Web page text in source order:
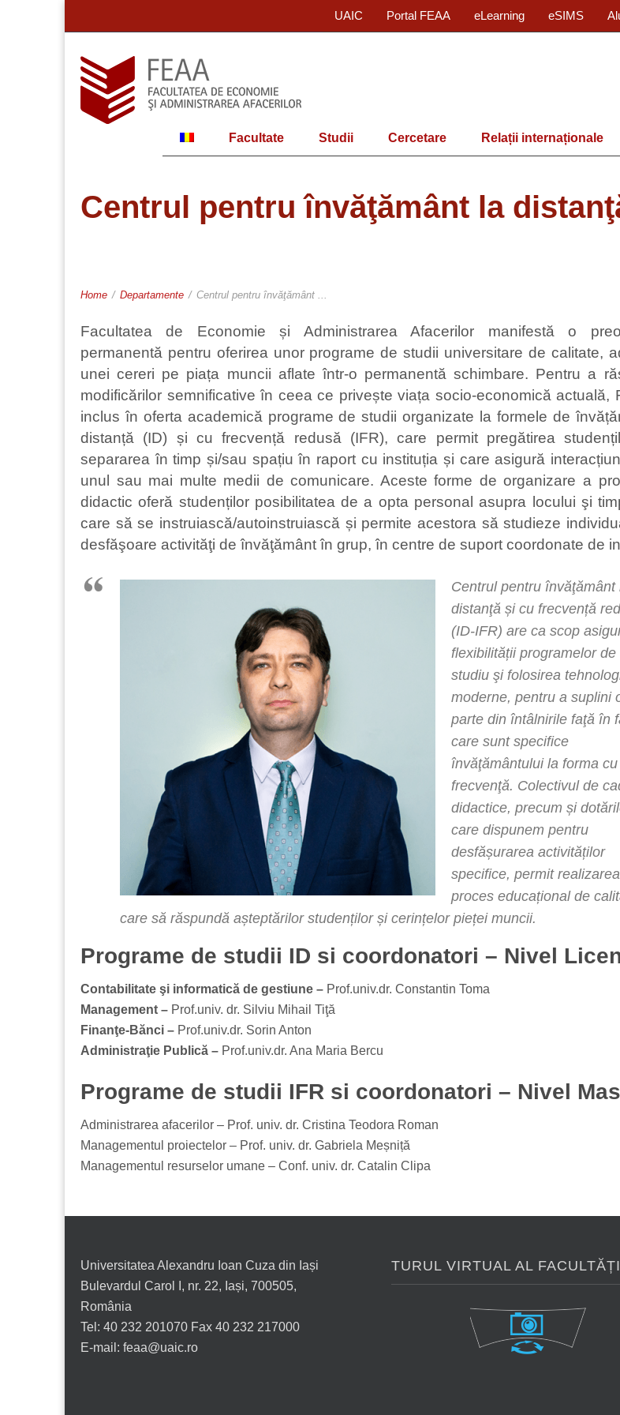
UAIC Portal FEAA eLearning eSIMS
Facultate Studii Cercetare Relații internaționale
Centrul pentru învăţământ la
Home / Departamente / Centrul pentru învăţământ ...
Facultatea de Economie și Administrarea Afacerilor manifestă o
permanentă pentru oferirea unor programe de studii universitare de calitate,
unei cereri pe piața muncii aflate într-o permanentă schimbare. Pentru a
modificărilor semnificative în ceea ce privește viața socio-economică actuală,
inclus în oferta academică programe de studii organizate la formele de
distanță (ID) și cu frecvență redusă (IFR), care permit pregătirea
separarea în timp și/sau spațiu în raport cu instituția și care asigură
unul sau mai multe medii de comunicare. Aceste forme de organizare a
didactic oferă studenților posibilitatea de a opta personal asupra locului şi
care să se instruiască/autoinstruiască și permite acestora să studieze
desfăşoare activităţi de învăţământ în grup, în centre de suport coordonate de
Centrul pentru învăţământ
distanţă și cu frecvență
(ID-IFR) are ca scop
flexibilității programelor de
studiu şi folosirea
moderne, pentru a suplini
parte din întâlnirile faţă în
care sunt specifice
învăţământului la forma cu
frecvenţă. Colectivul de
didactice, precum și
care dispunem pentru
desfășurarea activităților
specifice, permit
proces educațional de
care să răspundă așteptărilor studenților și cerințelor pieței muncii.
Programe de studii ID si coordonatori – Nivel
Contabilitate şi informatică de gestiune – Prof.univ.dr. Constantin Toma
Management – Prof.univ. dr. Silviu Mihail Tiţă
Finanţe-Bănci – Prof.univ.dr. Sorin Anton
Administraţie Publică – Prof.univ.dr. Ana Maria Bercu
Programe de studii IFR si coordonatori – Nivel
Administrarea afacerilor – Prof. univ. dr. Cristina Teodora Roman
Managementul proiectelor – Prof. univ. dr. Gabriela Meșniță
Managementul resurselor umane – Conf. univ. dr. Catalin Clipa
Universitatea Alexandru Ioan Cuza din Iași
Bulevardul Carol I, nr. 22, Iași, 700505,
România
Tel: 40 232 201070 Fax 40 232 217000
E-mail: feaa@uaic.ro
TURUL VIRTUAL AL